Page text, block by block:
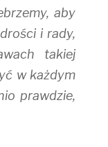
aby
i rady,
takiej
w każdym
prawdzie,